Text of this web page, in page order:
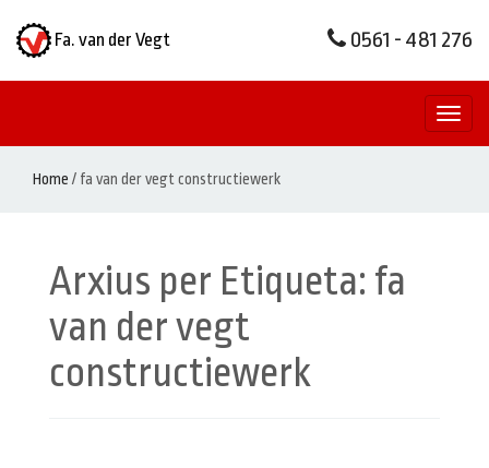
Fa. van der Vegt 0561 - 481 276
Home / fa van der vegt constructiewerk
Arxius per Etiqueta: fa
van der vegt
constructiewerk